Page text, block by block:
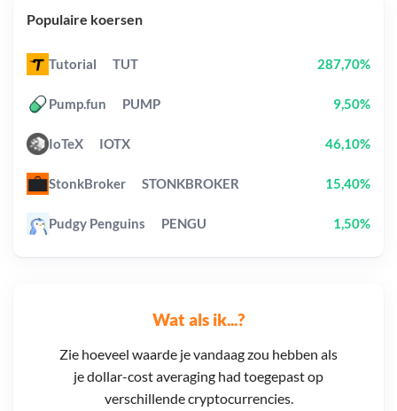
Wat als ik...?
Zie hoeveel waarde je vandaag zou hebben als
je dollar-cost averaging had toegepast op
verschillende cryptocurrencies.
Populaire koersen
Tutorial TUT 287,70%
Pump.fun PUMP 9,50%
IoTeX IOTX 46,10%
StonkBroker STONKBROKER 15,40%
Pudgy Penguins PENGU 1,50%